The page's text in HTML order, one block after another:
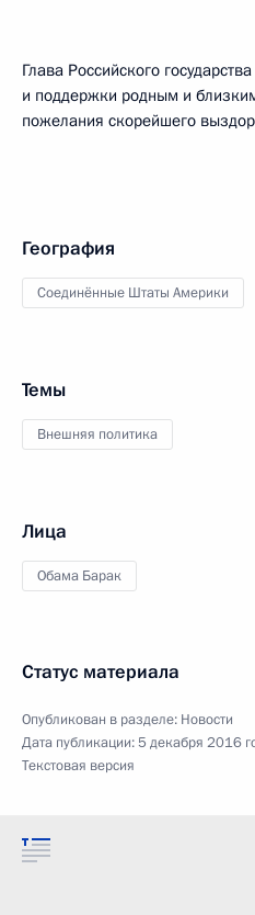
Глава Российского
и поддержки родным и
пожелания скорейшего
География
Соединённые Штаты Америки
Темы
Внешняя политика
Лица
Обама Барак
Статус материала
Опубликован в разделе: Новости
Дата публикации:5 декабря 2016
Текстовая версия